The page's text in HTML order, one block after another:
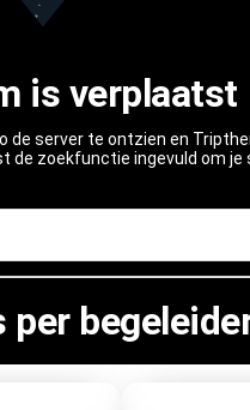
is verplaatst
server te ontzien en
zoekfunctie ingevuld om
per